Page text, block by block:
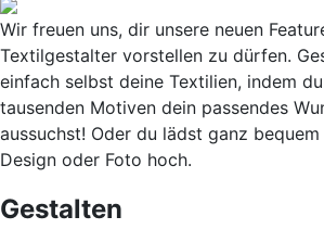
Wir freuen uns, dir unsere neuen
Textilgestalter vorstellen zu dürfen.
einfach selbst deine Textilien, indem
tausenden Motiven dein passendes
aussuchst! Oder du lädst ganz
Design oder Foto hoch.
Gestalten